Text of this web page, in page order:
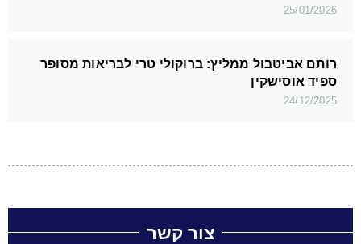
25/01/2026
רותם אביטבול ממליץ: ברוקולי טרי לבריאות מסופר
ספיד אוסישקין
24/12/2025
צור קשר